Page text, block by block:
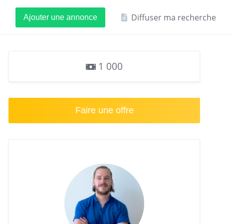
Ajouter une annonce Diffuser ma recherche
1 000
Faire une offre